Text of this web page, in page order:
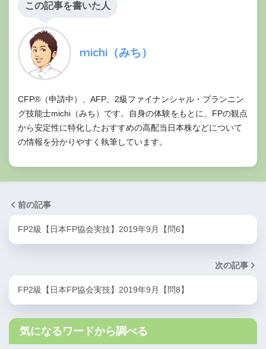
この記事を書いた人
michi（みち）
CFP®（申請中）、AFP、2級ファイナンシャル・プランニン
グ技能士michi（みち）です。自身の体験をもとに、FPの観点
から安定性に特化したおすすめの高配当日本株などについて
の情報を分かりやすく執筆しています。
前の記事
FP2級【日本FP協会実技】2019年9月【問6】
次の記事
FP2級【日本FP協会実技】2019年9月【問8】
気になるワードから調べる